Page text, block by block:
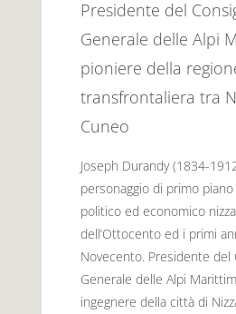
Presidente del
Generale delle Alpi
pioniere della
transfrontaliera tra
Cuneo
Joseph Durandy (1834-
personaggio di primo
politico ed economico
dell’Ottocento ed i primi
Novecento. Presidente del
Generale delle Alpi
ingegnere della città di